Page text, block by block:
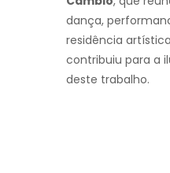
dança,
residência
contribuiu para a
deste trabalho.